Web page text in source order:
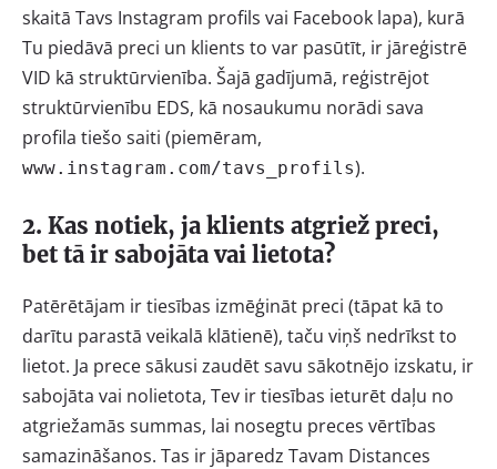
skaitā Tavs Instagram profils vai Facebook lapa), kurā
Tu piedāvā preci un klients to var pasūtīt, ir jāreģistrē
VID kā struktūrvienība. Šajā gadījumā, reģistrējot
struktūrvienību EDS, kā nosaukumu norādi sava
profila tiešo saiti (piemēram,
www.instagram.com/tavs_profils).
2. Kas notiek, ja klients atgriež preci,
bet tā ir sabojāta vai lietota?
Patērētājam ir tiesības izmēģināt preci (tāpat kā to
darītu parastā veikalā klātienē), taču viņš nedrīkst to
lietot. Ja prece sākusi zaudēt savu sākotnējo izskatu, ir
sabojāta vai nolietota, Tev ir tiesības ieturēt daļu no
atgriežamās summas, lai nosegtu preces vērtības
samazināšanos. Tas ir jāparedz Tavam Distances